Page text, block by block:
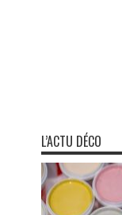
L’ACTU DÉCO